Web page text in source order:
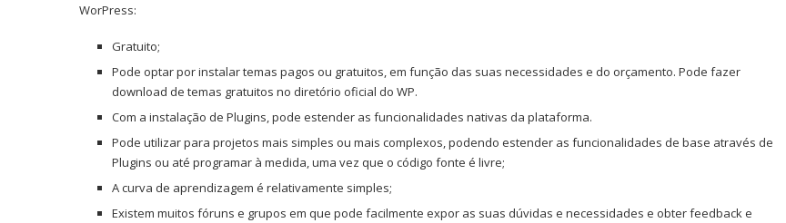
WorPress:
Gratuito;
Pode optar por instalar temas pagos ou gratuitos, em função das suas necessidades e do orçamento. Pode fazer
download de temas gratuitos no diretório oficial do WP.
Com a instalação de Plugins, pode estender as funcionalidades nativas da plataforma.
Pode utilizar para projetos mais simples ou mais complexos, podendo estender as funcionalidades de base através de
Plugins ou até programar à medida, uma vez que o código fonte é livre;
A curva de aprendizagem é relativamente simples;
Existem muitos fóruns e grupos em que pode facilmente expor as suas dúvidas e necessidades e obter feedback e